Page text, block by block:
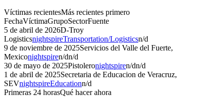
Víctimas recientesMás recientes primero
FechaVíctimaGrupoSectorFuente
5 de abril de 2026D-Troy
LogisticsnightspireTransportation/Logisticsn/d
9 de noviembre de 2025Servicios del Valle del Fuerte,
Mexiconightspiren/dn/d
30 de mayo de 2025Pistoleronightspiren/dn/d
1 de abril de 2025Secretaria de Educacion de Veracruz,
SEVnightspireEducationn/d
Primeras 24 horasQué hacer ahora